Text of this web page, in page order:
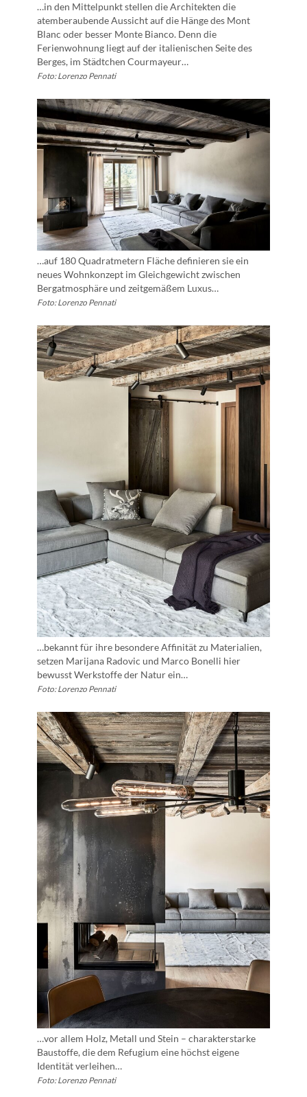
…in den Mittelpunkt stellen die Architekten die
atemberaubende Aussicht auf die Hänge des Mont
Blanc oder besser Monte Bianco. Denn die
Ferienwohnung liegt auf der italienischen Seite des
Berges, im Städtchen Courmayeur…
Foto: Lorenzo Pennati
…auf 180 Quadratmetern Fläche definieren sie ein
neues Wohnkonzept im Gleichgewicht zwischen
Bergatmosphäre und zeitgemäßem Luxus…
Foto: Lorenzo Pennati
…bekannt für ihre besondere Affinität zu Materialien,
setzen Marijana Radovic und Marco Bonelli hier
bewusst Werkstoffe der Natur ein…
Foto: Lorenzo Pennati
…vor allem Holz, Metall und Stein – charakterstarke
Baustoffe, die dem Refugium eine höchst eigene
Identität verleihen…
Foto: Lorenzo Pennati